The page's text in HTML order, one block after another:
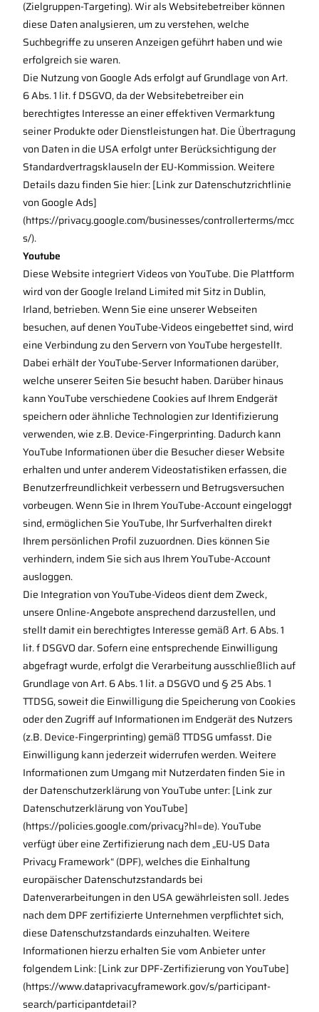
(Zielgruppen-Targeting). Wir als Websitebetreiber können
diese Daten analysieren, um zu verstehen, welche
Suchbegriffe zu unseren Anzeigen geführt haben und wie
erfolgreich sie waren.
Die Nutzung von Google Ads erfolgt auf Grundlage von Art.
6 Abs. 1 lit. f DSGVO, da der Websitebetreiber ein
berechtigtes Interesse an einer effektiven Vermarktung
seiner Produkte oder Dienstleistungen hat. Die Übertragung
von Daten in die USA erfolgt unter Berücksichtigung der
Standardvertragsklauseln der EU-Kommission. Weitere
Details dazu finden Sie hier: [Link zur Datenschutzrichtlinie
von Google Ads]
(https://privacy.google.com/businesses/controllerterms/mcc
s/).
Youtube
Diese Website integriert Videos von YouTube. Die Plattform
wird von der Google Ireland Limited mit Sitz in Dublin,
Irland, betrieben. Wenn Sie eine unserer Webseiten
besuchen, auf denen YouTube-Videos eingebettet sind, wird
eine Verbindung zu den Servern von YouTube hergestellt.
Dabei erhält der YouTube-Server Informationen darüber,
welche unserer Seiten Sie besucht haben. Darüber hinaus
kann YouTube verschiedene Cookies auf Ihrem Endgerät
speichern oder ähnliche Technologien zur Identifizierung
verwenden, wie z.B. Device-Fingerprinting. Dadurch kann
YouTube Informationen über die Besucher dieser Website
erhalten und unter anderem Videostatistiken erfassen, die
Benutzerfreundlichkeit verbessern und Betrugsversuchen
vorbeugen. Wenn Sie in Ihrem YouTube-Account eingeloggt
sind, ermöglichen Sie YouTube, Ihr Surfverhalten direkt
Ihrem persönlichen Profil zuzuordnen. Dies können Sie
verhindern, indem Sie sich aus Ihrem YouTube-Account
ausloggen.
Die Integration von YouTube-Videos dient dem Zweck,
unsere Online-Angebote ansprechend darzustellen, und
stellt damit ein berechtigtes Interesse gemäß Art. 6 Abs. 1
lit. f DSGVO dar. Sofern eine entsprechende Einwilligung
abgefragt wurde, erfolgt die Verarbeitung ausschließlich auf
Grundlage von Art. 6 Abs. 1 lit. a DSGVO und § 25 Abs. 1
TTDSG, soweit die Einwilligung die Speicherung von Cookies
oder den Zugriff auf Informationen im Endgerät des Nutzers
(z.B. Device-Fingerprinting) gemäß TTDSG umfasst. Die
Einwilligung kann jederzeit widerrufen werden. Weitere
Informationen zum Umgang mit Nutzerdaten finden Sie in
der Datenschutzerklärung von YouTube unter: [Link zur
Datenschutzerklärung von YouTube]
(https://policies.google.com/privacy?hl=de). YouTube
verfügt über eine Zertifizierung nach dem „EU-US Data
Privacy Framework“ (DPF), welches die Einhaltung
europäischer Datenschutzstandards bei
Datenverarbeitungen in den USA gewährleisten soll. Jedes
nach dem DPF zertifizierte Unternehmen verpflichtet sich,
diese Datenschutzstandards einzuhalten. Weitere
Informationen hierzu erhalten Sie vom Anbieter unter
folgendem Link: [Link zur DPF-Zertifizierung von YouTube]
(https://www.dataprivacyframework.gov/s/participant-
search/participantdetail?